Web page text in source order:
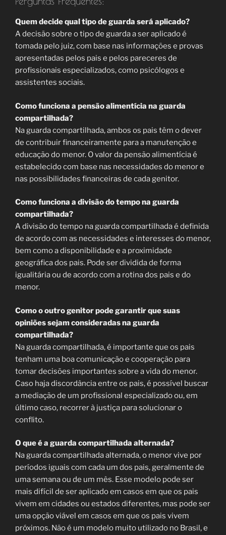
Quem decide qual tipo de guarda será aplicado?
A decisão sobre o tipo de guarda a ser aplicado é
tomada pelo juiz, com base nas informações e provas
apresentadas pelos pais e pelos pareceres de
profissionais especializados, como psicólogos e
assistentes sociais.
Como funciona a pensão alimentícia na guarda
compartilhada?
Na guarda compartilhada, ambos os pais têm o dever
de contribuir financeiramente para a manutenção e
educação do menor. O valor da pensão alimentícia é
estabelecido com base nas necessidades do menor e
nas possibilidades financeiras de cada genitor.
Como funciona a divisão do tempo na guarda
compartilhada?
A divisão do tempo na guarda compartilhada é definida
de acordo com as necessidades e interesses do menor,
bem como a disponibilidade e a proximidade
geográfica dos pais. Pode ser dividida de forma
igualitária ou de acordo com a rotina dos pais e do
menor.
Como o outro genitor pode garantir que suas
opiniões sejam consideradas na guarda
compartilhada?
Na guarda compartilhada, é importante que os pais
tenham uma boa comunicação e cooperação para
tomar decisões importantes sobre a vida do menor.
Caso haja discordância entre os pais, é possível buscar
a mediação de um profissional especializado ou, em
último caso, recorrer à justiça para solucionar o
conflito.
O que é a guarda compartilhada alternada?
Na guarda compartilhada alternada, o menor vive por
períodos iguais com cada um dos pais, geralmente de
uma semana ou de um mês. Esse modelo pode ser
mais difícil de ser aplicado em casos em que os pais
vivem em cidades ou estados diferentes, mas pode ser
uma opção viável em casos em que os pais vivem
próximos. Não é um modelo muito utilizado no Brasil, e